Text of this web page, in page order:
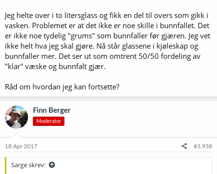
Jeg helte over i to litersglass og fikk en del til overs som gikk i
vasken. Problemet er at det ikke er noe skille i bunnfallet. Det
er ikke noe tydelig "grums" som bunnfaller før gjæren. Jeg vet
ikke helt hva jeg skal gjøre. Nå står glassene i kjøleskap og
bunnfaller mer. Det ser ut som omtrent 50/50 fordeling av
"klar" væske og bunnfalt gjær.
Råd om hvordan jeg kan fortsette?
Finn Berger
Moderator
18 Apr 2017 #3.958
Sarge skrev: